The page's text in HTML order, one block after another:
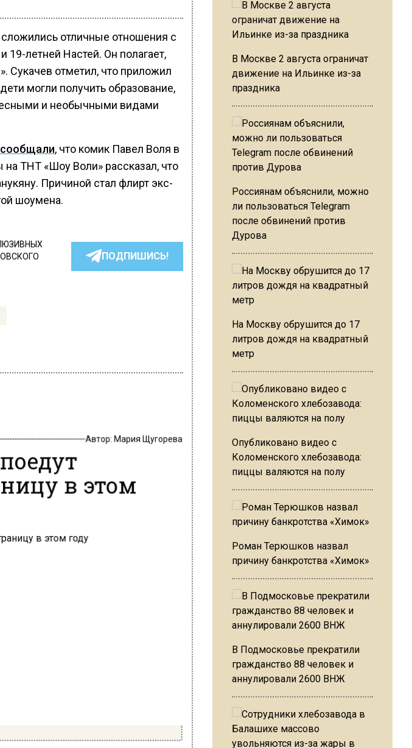
отличные отношения с
летней Настей. Он полагает,
Сукачев отметил, что приложил
могли получить образование,
и необычными видами
сообщали, что комик Павел Воля в
ТНТ «Шоу Воли» рассказал, что
Причиной стал флирт экс-
шоумена.
ПОДПИШИСЬ!
Автор:Мария Щугорева
в этом
В Москве 2 августа ограничат
движение на Ильинке из-за
праздника
Россиянам объяснили, можно
ли пользоваться Telegram
после обвинений против
Дурова
На Москву обрушится до 17
литров дождя на квадратный
метр
Опубликовано видео с
Коломенского хлебозавода:
пиццы валяются на полу
Роман Терюшков назвал
причину банкротства «Химок»
В Подмосковье прекратили
гражданство 88 человек и
аннулировали 2600 ВНЖ